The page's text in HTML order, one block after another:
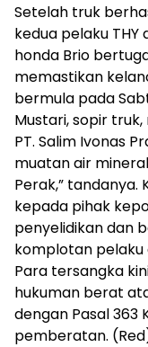
Setelah truk
kedua pelaku
honda Brio
memastikan
bermula pada
Mustari, sopir
PT. Salim Ivonas
muatan air
Perak,” tandanya.
kepada pihak
penyelidikan dan
komplotan pelaku
Para tersangka
hukuman berat
dengan Pasal 363
pemberatan.